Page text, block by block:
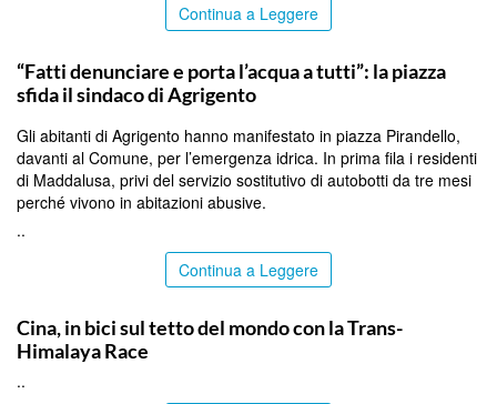
Continua a Leggere
“Fatti denunciare e porta l’acqua a tutti”: la piazza
sfida il sindaco di Agrigento
Gli abitanti di Agrigento hanno manifestato in piazza Pirandello,
davanti al Comune, per l’emergenza idrica. In prima fila i residenti
di Maddalusa, privi del servizio sostitutivo di autobotti da tre mesi
perché vivono in abitazioni abusive.
..
Continua a Leggere
Cina, in bici sul tetto del mondo con la Trans-
Himalaya Race
..